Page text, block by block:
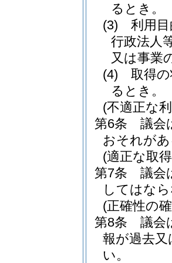
るとき。
(3)
利用
行政法人
又は事業
(4)
取得
るとき。
(不適正な
第6条
議会
おそれが
(適正な取
第7条
議会
してはな
(正確性の
第8条
議会
報が過去
い。